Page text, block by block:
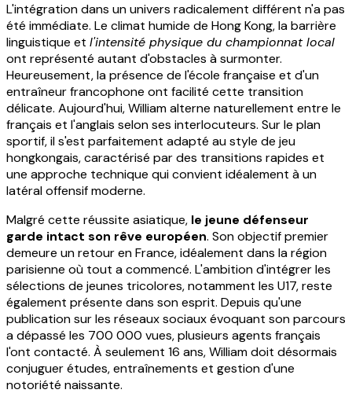
L'intégration dans un univers radicalement différent n'a pas
été immédiate. Le climat humide de Hong Kong, la barrière
linguistique et l'intensité physique du championnat local
ont représenté autant d'obstacles à surmonter.
Heureusement, la présence de l'école française et d'un
entraîneur francophone ont facilité cette transition
délicate. Aujourd'hui, William alterne naturellement entre le
français et l'anglais selon ses interlocuteurs. Sur le plan
sportif, il s'est parfaitement adapté au style de jeu
hongkongais, caractérisé par des transitions rapides et
une approche technique qui convient idéalement à un
latéral offensif moderne.
Malgré cette réussite asiatique, le jeune défenseur
garde intact son rêve européen. Son objectif premier
demeure un retour en France, idéalement dans la région
parisienne où tout a commencé. L'ambition d'intégrer les
sélections de jeunes tricolores, notamment les U17, reste
également présente dans son esprit. Depuis qu'une
publication sur les réseaux sociaux évoquant son parcours
a dépassé les 700 000 vues, plusieurs agents français
l'ont contacté. À seulement 16 ans, William doit désormais
conjuguer études, entraînements et gestion d'une
notoriété naissante.